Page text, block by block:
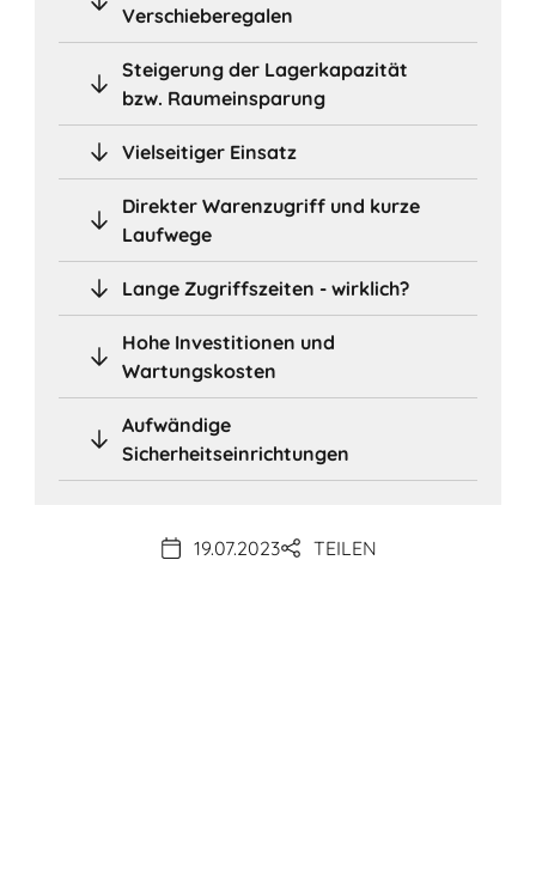
Verschieberegalen
Steigerung der Lagerkapazität
bzw. Raumeinsparung
Vielseitiger Einsatz
Direkter Warenzugriff und kurze
Laufwege
Lange Zugriffszeiten - wirklich?
Hohe Investitionen und
Wartungskosten
Aufwändige
Sicherheitseinrichtungen
19.07.2023 TEILEN